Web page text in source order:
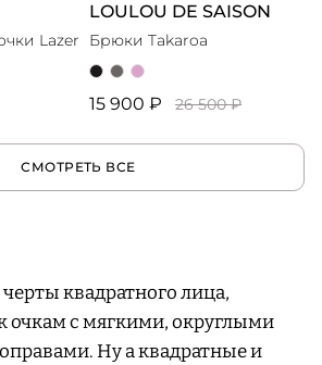
Lazer
LOULOU DE SAISON
Брюки Takaroa
15 900 ₽ 26 500 ₽
СМОТРЕТЬ ВСЕ
квадратного лица,
очкам с мягкими, округлыми
Ну а квадратные и